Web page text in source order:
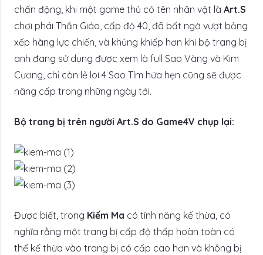
chấn động, khi một game thủ có tên nhân vật là Art.S
chơi phái Thần Giáo, cấp độ 40, đã bất ngờ vượt bảng
xếp hàng lực chiến, và khủng khiếp hơn khi bộ trang bị
anh đang sử dụng được xem là full Sao Vàng và Kim
Cương, chỉ còn lẻ loi 4 Sao Tím hứa hẹn cũng sẽ được
nâng cấp trong những ngày tới.
Bộ trang bị trên người Art.S do Game4V chụp lại:
Được biết, trong Kiếm Ma có tính năng kế thừa, có
nghĩa rằng một trang bị cấp độ thấp hoàn toàn có
thể kế thừa vào trang bị có cấp cao hơn và không bị